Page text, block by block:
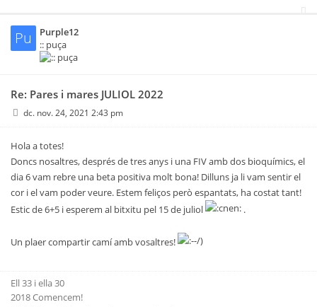
Pu
Purple12
:: puça
Re: Pares i mares JULIOL 2022
dc. nov. 24, 2021 2:43 pm
Hola a totes!
Doncs nosaltres, després de tres anys i una FIV amb dos bioquímics, el
dia 6 vam rebre una beta positiva molt bona! Dilluns ja li vam sentir el
cor i el vam poder veure. Estem feliços però espantats, ha costat tant!
Estic de 6+5 i esperem al bitxitu pel 15 de juliol
.
Un plaer compartir camí amb vosaltres!
Ell 33 i ella 30
2018 Comencem!